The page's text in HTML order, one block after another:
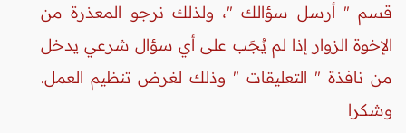
قسم " أرسل سؤالك "، ولذلك نرجو المعذرة من
الإخوة الزوار إذا لم يُجَب على أي سؤال شرعي يدخل
من نافذة " التعليقات " وذلك لغرض تنظيم العمل.
وشكرا